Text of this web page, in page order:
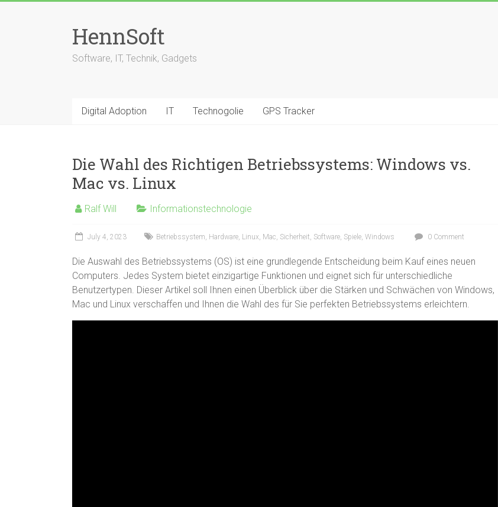
HennSoft
Software, IT, Technik, Gadgets
Digital Adoption IT Technogolie GPS Tracker
Die Wahl des Richtigen Betriebssystems: Windows vs.
Mac vs. Linux
Ralf Will Informationstechnologie
July 4, 2023 Betriebssystem, Hardware, Linux, Mac, Sicherheit, Software, Spiele, Windows 0 Comment
Die Auswahl des Betriebssystems (OS) ist eine grundlegende Entscheidung beim Kauf eines neuen
Computers. Jedes System bietet einzigartige Funktionen und eignet sich für unterschiedliche
Benutzertypen. Dieser Artikel soll Ihnen einen Überblick über die Stärken und Schwächen von Windows,
Mac und Linux verschaffen und Ihnen die Wahl des für Sie perfekten Betriebssystems erleichtern.